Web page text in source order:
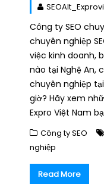
Công ty SEO
chuyên nghiệp
việc kinh doanh,
nào tại Nghệ An,
chuyên nghiệp
giờ? Hãy xem
Expro Việt Nam
Công ty SEO
nghiệp
Read More